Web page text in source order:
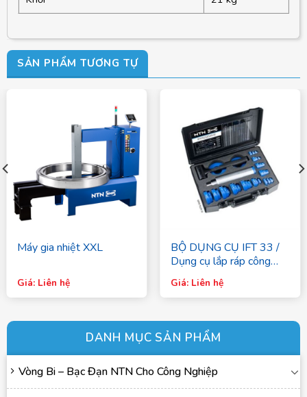
DANH MỤC SẢN PHẨM
Vòng Bi – Bạc Đạn NTN Cho Công Nghiệp
SẢN PHẨM TƯƠNG TỰ
Máy gia nhiệt XXL
Giá: Liên hệ
BỘ DỤNG CỤ IFT 33 /
Dụng cụ lắp ráp công
nghiệp – SNR
Giá: Liên hệ